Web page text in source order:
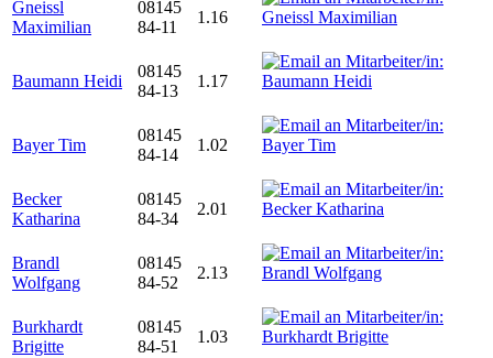
Gneissl
Maximilian
08145
84-11
1.16
Baumann Heidi
08145
84-13
1.17
Bayer Tim
08145
84-14
1.02
Becker
Katharina
08145
84-34
2.01
Brandl
Wolfgang
08145
84-52
2.13
Burkhardt
Brigitte
08145
84-51
1.03